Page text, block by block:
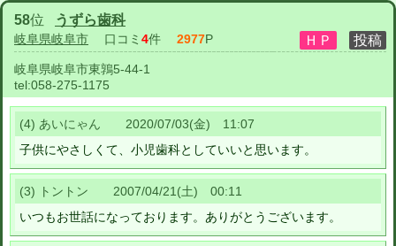
58位 うずら歯科
岐阜県岐阜市 口コミ 4件 2977P
岐阜県岐阜市東鶉5-44-1
tel:058-275-1175
(4) あいにゃん 2020/07/03(金) 11:07
子供にやさしくて、小児歯科としていいと思います。
(3) トントン 2007/04/21(土) 00:11
いつもお世話になっております。ありがとうございます。